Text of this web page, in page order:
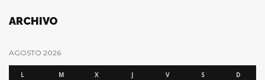
ARCHIVO
AGOSTO 2026
L M X J V S D